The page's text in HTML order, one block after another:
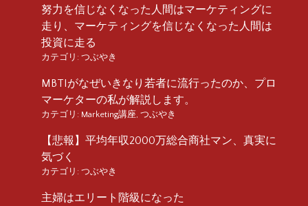
努力を信じなくなった人間はマーケティングに
走り、マーケティングを信じなくなった人間は
投資に走る
カテゴリ: つぶやき
MBTIがなぜいきなり若者に流行ったのか、プロ
マーケターの私が解説します。
カテゴリ: Marketing講座 つぶやき
【悲報】平均年収2000万総合商社マン、真実に
気づく
カテゴリ: つぶやき
主婦はエリート階級になった